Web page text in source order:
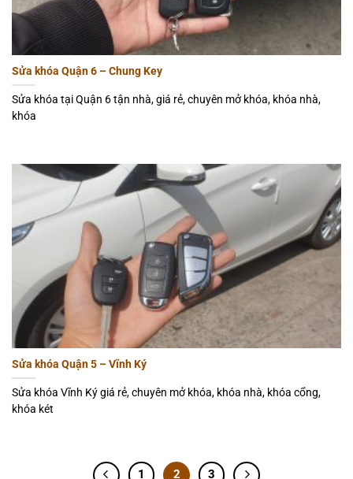
Sửa khóa Quận 6 – Chung Key
Sửa khóa tại Quận 6 tận nhà, giá rẻ, chuyên mở khóa, khóa nhà,
khóa
Sửa khóa Quận 5 – Vĩnh Ký
Sửa khóa Vĩnh Ký giá rẻ, chuyên mở khóa, khóa nhà, khóa cổng,
khóa két
1 2 3